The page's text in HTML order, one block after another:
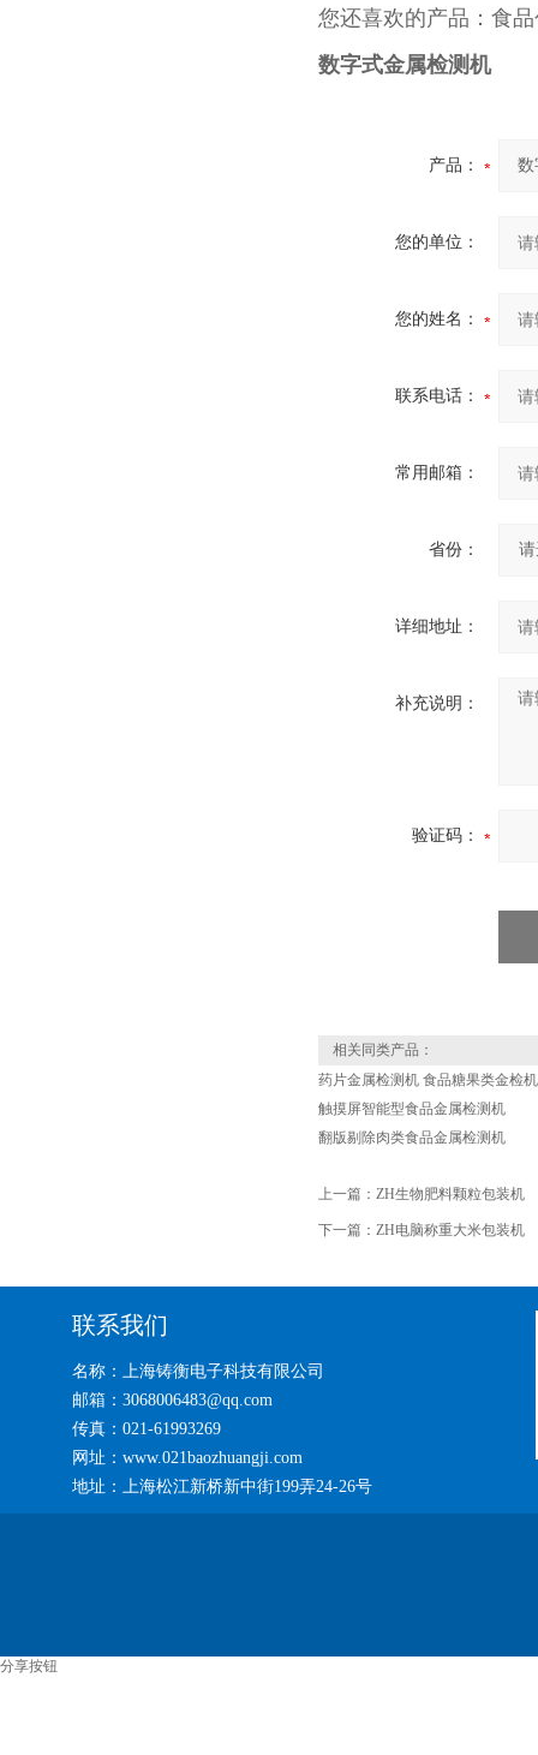
您还喜欢的产品：食
数字式金属检测机
产品：
您的单位：
您的姓名：
联系电话：
常用邮箱：
省份：
详细地址：
补充说明：
验证码：
相关同类产品：
药片金属检测机 食品糖果类金检机
触摸屏智能型食品金属检测机
翻版剔除肉类食品金属检测机
上一篇： ZH生物肥料颗粒包装机
下一篇： ZH电脑称重大米包装机
联系我们
名称：上海铸衡电子科技有限公司
邮箱：3068006483@qq.com
传真：021-61993269
网址：www.021baozhuangji.com
地址：上海松江新桥新中街199弄24-26号
分享按钮